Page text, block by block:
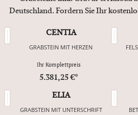
Deutschland. Fordern Sie Ihr
CENTIA
GRABSTEIN MIT HERZEN
Ihr Komplettpreis
5.381,25 €*
ELIA
GRABSTEIN MIT UNTERSCHRIFT